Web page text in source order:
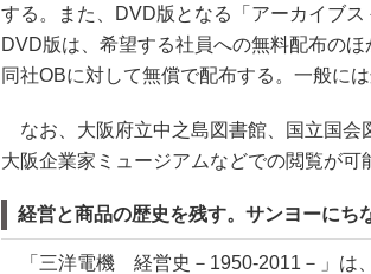
する。また、DVD版となる「アーカイブス
DVD版は、希望する社員への無料配布の
同社OBに対して無償で配布する。一般に
なお、大阪府立中之島図書館、国立国会
大阪企業家ミュージアムなどでの閲覧が可
経営と商品の歴史を残す。サンヨーにち
「三洋電機 経営史－1950-2011－」は